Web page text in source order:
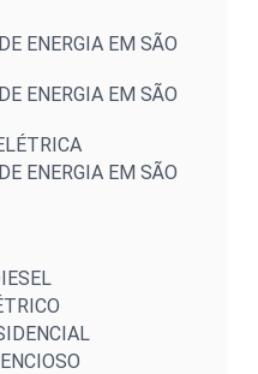
ENERGIA EM SÃO
ENERGIA EM SÃO
ENERGIA EM SÃO